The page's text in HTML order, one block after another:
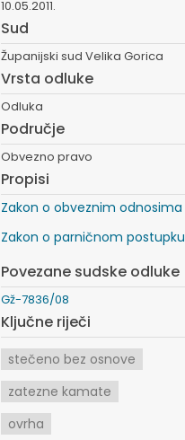
10.05.2011.
Sud
Županijski sud Velika Gorica
Vrsta odluke
Odluka
Područje
Obvezno pravo
Propisi
Zakon o obveznim odnosima
Zakon o parničnom postupku
Povezane sudske odluke
Gž-7836/08
Ključne riječi
stečeno bez osnove
zatezne kamate
ovrha